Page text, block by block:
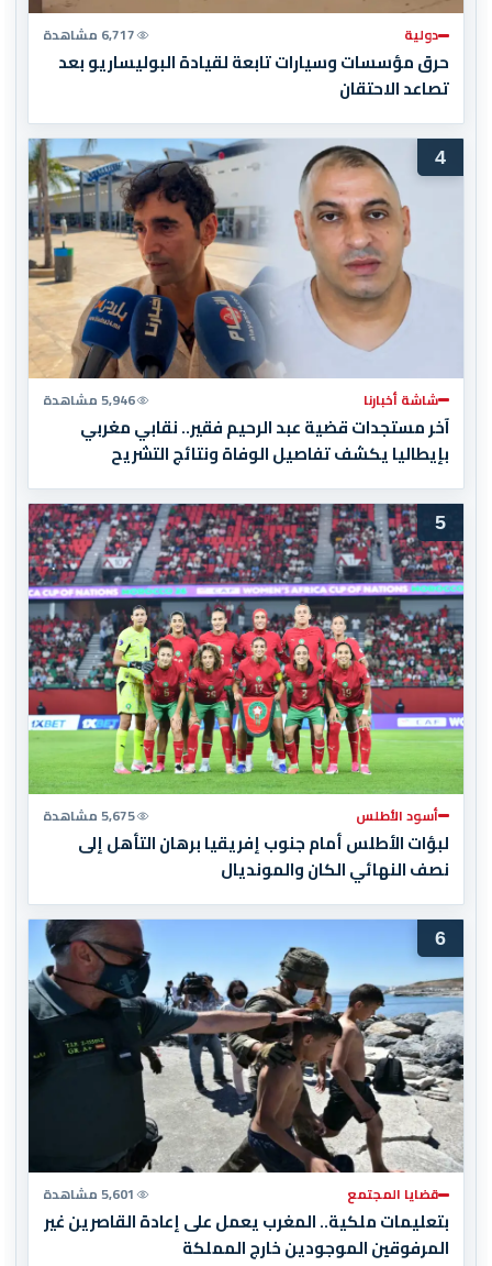
دولية 6,717 مشاهدة
حرق مؤسسات وسيارات تابعة لقيادة البوليساريو بعد
تصاعد الاحتقان
4
شاشة أخبارنا 5,946 مشاهدة
آخر مستجدات قضية عبد الرحيم فقير.. نقابي مغربي
بإيطاليا يكشف تفاصيل الوفاة ونتائج التشريح
5
أسود الأطلس 5,675 مشاهدة
لبؤات الأطلس أمام جنوب إفريقيا برهان التأهل إلى
نصف النهائي الكان والمونديال
6
قضايا المجتمع 5,601 مشاهدة
بتعليمات ملكية.. المغرب يعمل على إعادة القاصرين غير
المرفوقين الموجودين خارج المملكة